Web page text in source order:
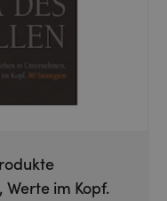
im Kopf.